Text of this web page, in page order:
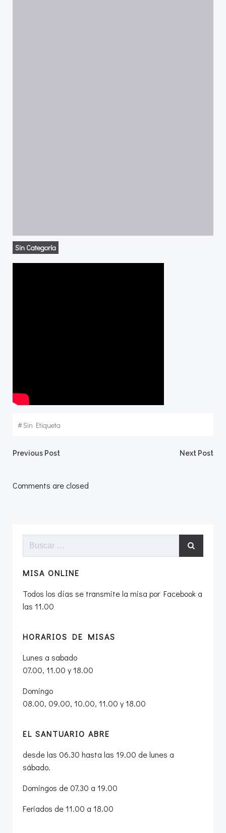
Sin Categoría
#Sin Etiqueta
Navegación
por
entradas
Previous Post
entradas
Next Post
Comments are closed
Buscar:
MISA ONLINE
Todos los días se transmite la misa por Facebook a
las 11.00
HORARIOS DE MISAS
Lunes a sabado
07.00, 11.00 y 18.00
Domingo
08.00, 09.00, 10.00, 11.00 y 18.00
EL SANTUARIO ABRE
desde las 06.30 hasta las 19.00 de lunes a
sábado.
Domingos de 07.30 a 19.00
Feriados de 11.00 a 18.00